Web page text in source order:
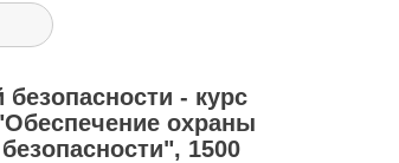
- курс
охраны
1500